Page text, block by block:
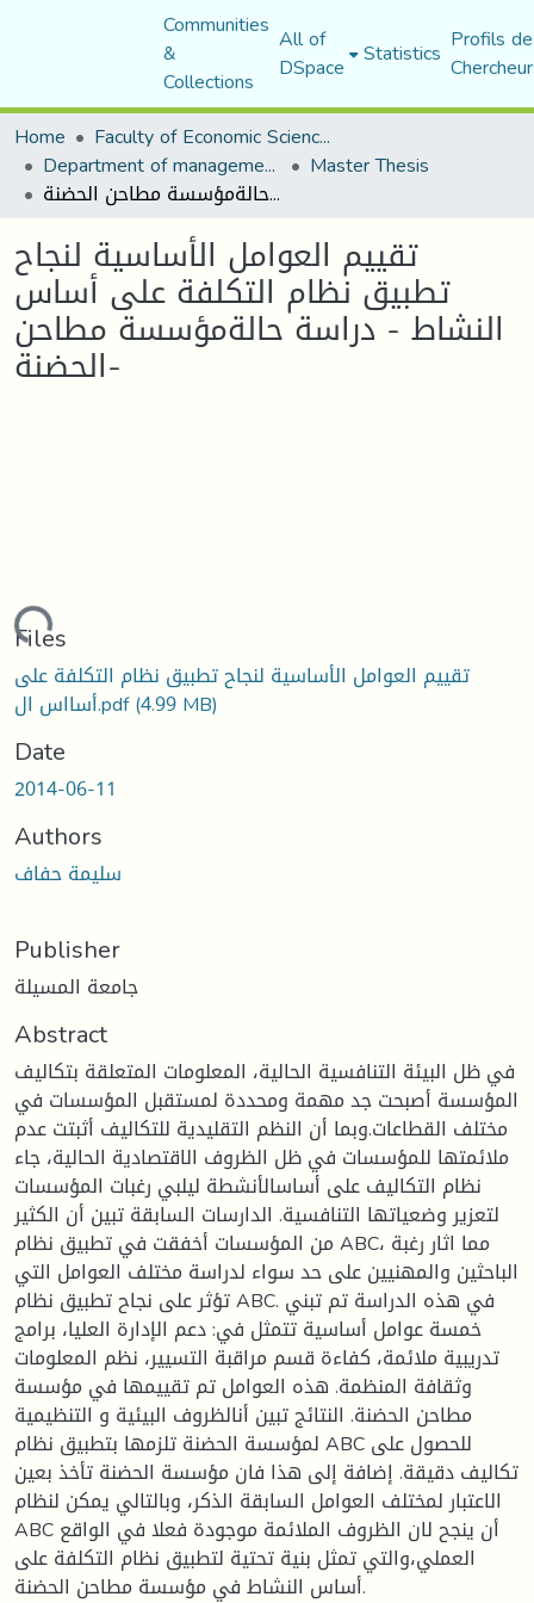
Communities
&
Collections
All of
DSpace Statistics Profils
Home
Faculty of Economic Sciences, Commerce and Management Sciences
Department of management sciences Master Thesis
تقييم العوامل الأساسية لنجاح تطبيق نظام التكلفة على أساس النشاط - دراسة حالةمؤسسة مطاحن الحضنة-
تقييم العوامل الأساسية لنجاح
تطبيق نظام التكلفة على أساس
النشاط - دراسة حالةمؤسسة مطاحن
الحضنة-
Files
تقييم العوامل الأساسية لنجاح تطبيق نظام التكلفة على
أسااس ال.pdf(4.99 MB)
Date
2014-06-11
Authors
سليمة حفاف
Publisher
جامعة المسيلة
Abstract
في ظل البيئة التنافسية الحالية، المعلومات المتعلقة بتكاليف
المؤسسة أصبحت جد مهمة ومحددة لمستقبل المؤسسات في
مختلف القطاعات.وبما أن النظم التقليدية للتكاليف أثبتت عدم
ملائمتها للمؤسسات في ظل الظروف الاقتصادية الحالية، جاء
نظام التكاليف على أساسالأنشطة ليلبي رغبات المؤسسات
لتعزير وضعياتها التنافسية. الدارسات السابقة تبين أن الكثير
من المؤسسات أخفقت في تطبيق نظام ABC، مما اثار رغبة
الباحثين والمهنيين على حد سواء لدراسة مختلف العوامل التي
تؤثر على نجاح تطبيق نظام ABC. في هذه الدراسة تم تبني
خمسة عوامل أساسية تتمثل في: دعم الإدارة العليا، برامج
تدريبية ملائمة، كفاءة قسم مراقبة التسيير، نظم المعلومات
وثقافة المنظمة. هذه العوامل تم تقييمها في مؤسسة
مطاحن الحضنة. النتائج تبين أنالظروف البيئية و التنظيمية
لمؤسسة الحضنة تلزمها بتطبيق نظام ABC للحصول على
تكاليف دقيقة. إضافة إلى هذا فان مؤسسة الحضنة تأخذ بعين
الاعتبار لمختلف العوامل السابقة الذكر، وبالتالي يمكن لنظام
ABC أن ينجح لان الظروف الملائمة موجودة فعلا في الواقع
العملي،والتي تمثل بنية تحتية لتطبيق نظام التكلفة على
أساس النشاط في مؤسسة مطاحن الحضنة.